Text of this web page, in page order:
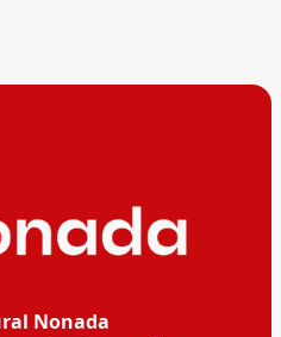
Nonada